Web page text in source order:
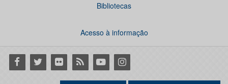
Bibliotecas
Acesso à informação
Facebook
Twitter Flickr RSS YoutubeInstagram